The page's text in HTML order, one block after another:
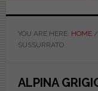
YOU ARE HERE: HOME /
SUSSURRATO
ALPINA